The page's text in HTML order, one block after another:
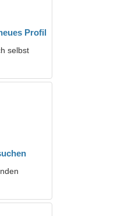
Profil
selbst